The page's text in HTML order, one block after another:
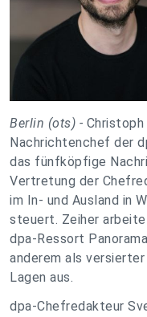
Berlin (ots) -
Nachrichtenchef der
das fünfköpfige
Vertretung der
im In- und Ausland in
steuert. Zeiher
dpa-Ressort
anderem als
Lagen aus.
dpa-Chefredakteur